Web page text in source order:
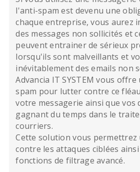
l'anti-spam est devenu une
chaque entreprise, vous aurez
des messages non sollicités et
peuvent entrainer de sérieux
lorsqu'ils sont malveillants et
inévitablement des emails non
Advancia IT SYSTEM vous
spam pour lutter contre ce
votre messagerie ainsi que vos
gagnant du temps dans le
courriers.
Cette solution vous
contre les attaques ciblées
fonctions de filtrage avancé.